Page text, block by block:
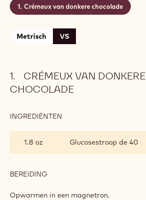
Crémeux van donkere chocolade
Metrisch VS
CRÉMEUX VAN DONKERE
CHOCOLADE
INGREDIËNTEN
DONKERE
CHOCOLADE
1.8 oz Glucosestroop de 40
BEREIDING
VAN
Opwarmen in een magnetron.